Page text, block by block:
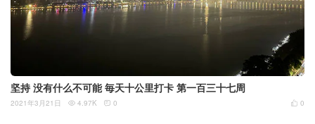
坚持 没有什么不可能 毎天十公里打卡 第一百三十七周
 0
2021年3月21日  4.97K  0